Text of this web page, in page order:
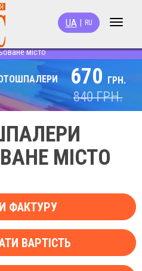
Toggle
UA RU
місто
670 ГРН.
840ГРН.
МІСТО
ФАКТУРУ
ВАРТІСТЬ